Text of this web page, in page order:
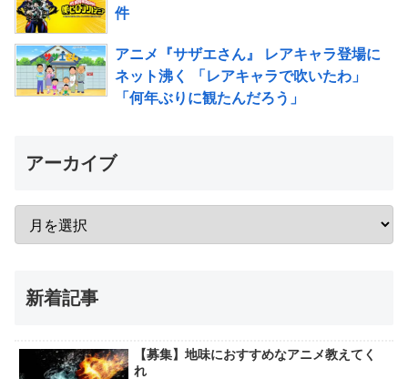
件
アニメ『サザエさん』 レアキャラ登場に
ネット沸く 「レアキャラで吹いたわ」
「何年ぶりに観たんだろう」
アーカイブ
新着記事
【募集】地味におすすめなアニメ教えてく
れ